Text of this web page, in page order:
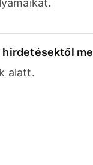
hirdetésektől
alatt.